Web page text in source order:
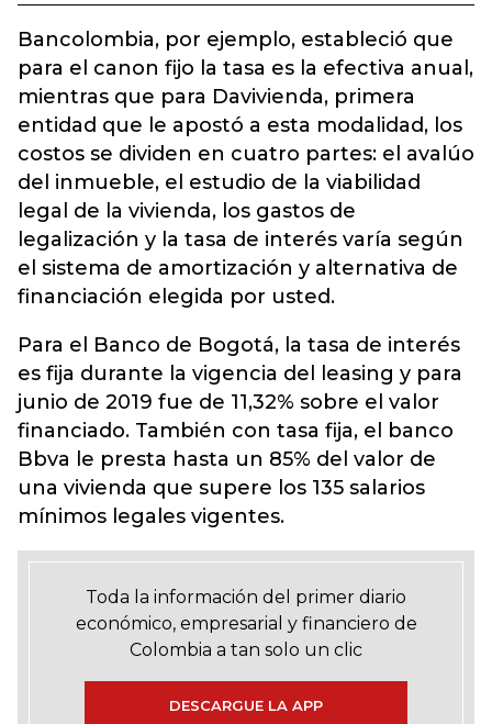
Bancolombia, por ejemplo, estableció que
para el canon fijo la tasa es la efectiva anual,
mientras que para Davivienda, primera
entidad que le apostó a esta modalidad, los
costos se dividen en cuatro partes: el avalúo
del inmueble, el estudio de la viabilidad
legal de la vivienda, los gastos de
legalización y la tasa de interés varía según
el sistema de amortización y alternativa de
financiación elegida por usted.
Para el Banco de Bogotá, la tasa de interés
es fija durante la vigencia del leasing y para
junio de 2019 fue de 11,32% sobre el valor
financiado. También con tasa fija, el banco
Bbva le presta hasta un 85% del valor de
una vivienda que supere los 135 salarios
mínimos legales vigentes.
Toda la información del primer diario
económico, empresarial y financiero de
Colombia a tan solo un clic
DESCARGUE LA APP